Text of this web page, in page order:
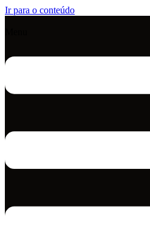
Ir para o conteúdo